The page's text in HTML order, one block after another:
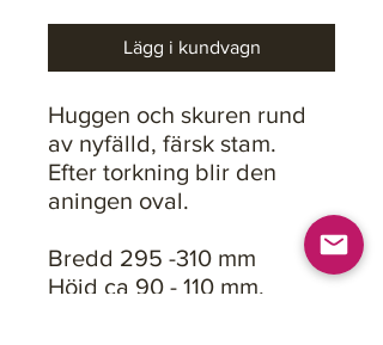
Lägg i kundvagn
Huggen och skuren rund
av nyfälld, färsk stam.
Efter torkning blir den
aningen oval.
Bredd 295 -310 mm
Höjd ca 90 - 110 mm.